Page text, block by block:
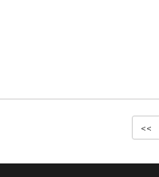
<<